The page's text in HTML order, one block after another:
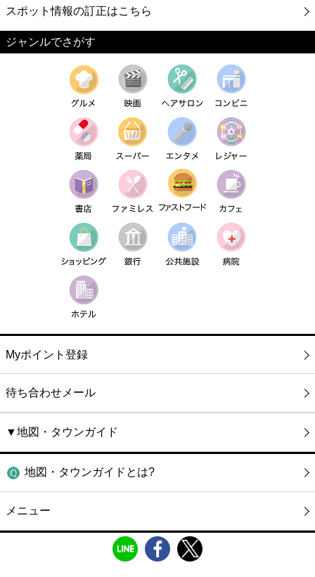
スポット情報の訂正はこちら
ジャンルでさがす
Myポイント登録
待ち合わせメール
▼地図・タウンガイド
地図・タウンガイドとは?
メニュー